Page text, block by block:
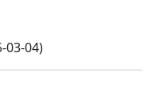
03-04)